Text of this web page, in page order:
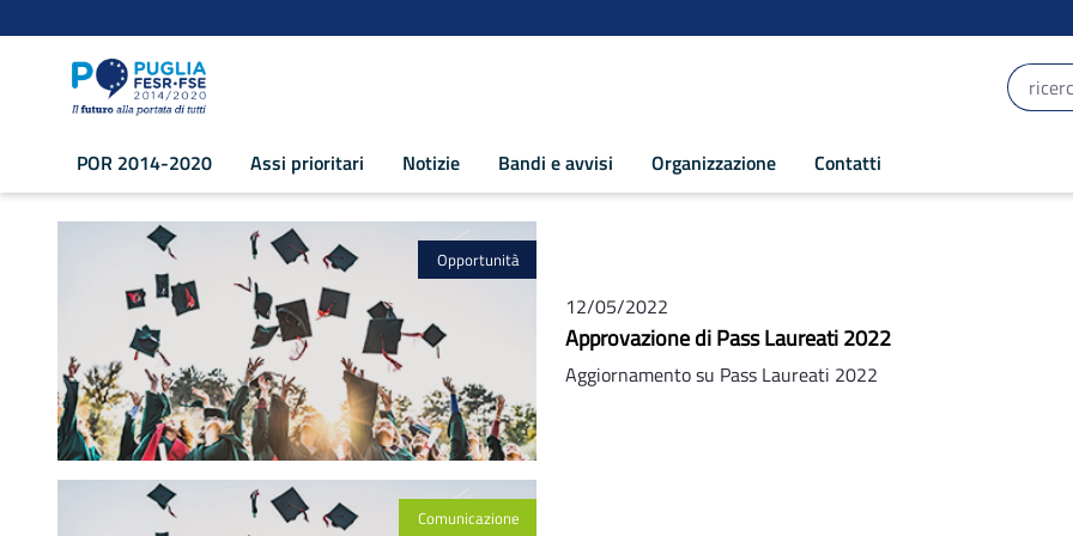
POR 2014-2020 Assi prioritari Notizie Bandi e avvisi Organizzazione Contatti
prova lingua - POR Puglia 2014-2020
Opportunità
12/05/2022
Approvazione di Pass Laureati 2022
Aggiornamento su Pass Laureati 2022
Comunicazione